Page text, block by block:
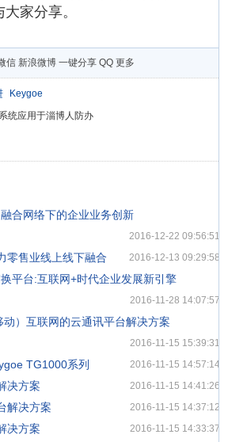
家分享。
信 新浪微博 一键分享 QQ 更多
Keygoe
统应用于淄博人防办
合网络下的企业业务创新
2016-12-22 09:56:51
零售业线上线下融合 2016-12-13 09:29:58
平台:互联网+时代企业发展新引擎
2016-11-28 14:07:57
）互联网的云通讯平台解决方案
2016-11-15 15:39:31
TG1000系列 2016-11-15 14:57:14
决方案 2016-11-15 14:41:26
解决方案 2016-11-15 14:37:12
决方案 2016-11-15 14:33:37